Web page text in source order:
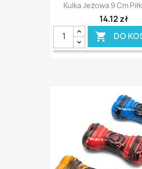
Kulka Jeżowa 9 Cm
14,12 zł
 DO